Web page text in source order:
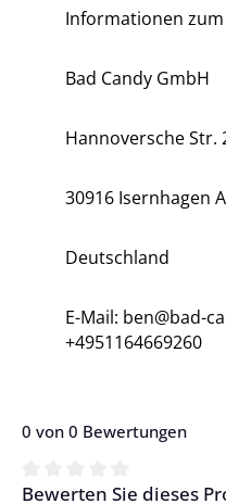
Informationen
Bad Candy GmbH
Hannoversche Str.
30916 Isernhagen
Deutschland
E-Mail: ben@bad-
+4951164669260
0 von 0 Bewertungen
Durchschnittliche
Bewerten Sie dieses